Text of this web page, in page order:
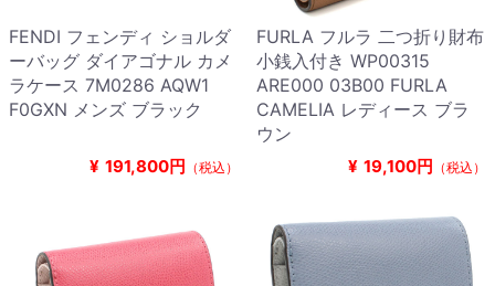
FENDI フェンディ ショルダ
ーバッグ ダイアゴナル カメ
ラケース 7M0286 AQW1
F0GXN メンズ ブラック
¥ 191,800円 （税込）
FURLA フルラ 二つ折り財布
小銭入付き WP00315
ARE000 03B00 FURLA
CAMELIA レディース ブラ
ウン
¥ 19,100円 （税込）